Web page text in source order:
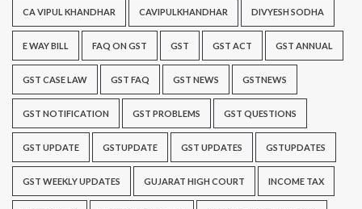
CA VIPUL KHANDHAR CAVIPULKHANDHAR DIVYESH SODHA
E WAY BILL FAQ ON GST GST GST ACT GST ANNUAL
GST CASE LAW GST FAQ GST NEWS GSTNEWS
GST NOTIFICATION GST PROBLEMS GST QUESTIONS
GST UPDATE GSTUPDATE GST UPDATES GSTUPDATES
GST WEEKLY UPDATES GUJARAT HIGH COURT INCOME TAX